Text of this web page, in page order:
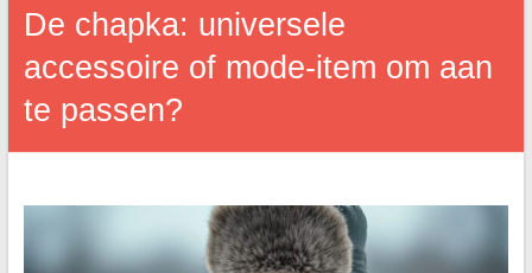
De chapka: universele
accessoire of mode-item om aan
te passen?